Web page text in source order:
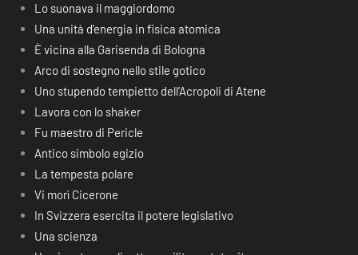
Lo suonava il maggiordomo
Una unità d’energia in fisica atomica
È vicina alla Garisenda di Bologna
Arco di sostegno nello stile gotico
Uno stupendo tempietto dell’Acropoli di Atene
Lavora con lo shaker
Fu maestro di Pericle
Antico simbolo egizio
La tempesta polare
Vi morì Cicerone
In Svizzera esercita il potere legislativo
Una scienza